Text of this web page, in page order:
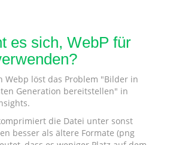
es sich, WebP für
Webp löst das Problem "Bilder in
Generation bereitstellen" in
die Datei unter sonst
besser als ältere Formate (png